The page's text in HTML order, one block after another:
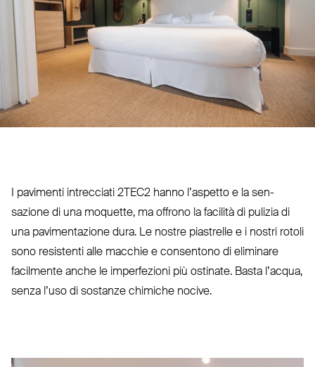
I pavimenti intrecciati 2TEC2 hanno l’aspetto e la sen­
sazione di una moquette, ma offrono la facilità di pulizia di
una pavi­men­tazione dura. Le nostre pia­strelle e i nostri rotoli
sono resistenti alle macchie e con­sentono di eliminare
facilmente anche le imper­fezioni più ostinate. Basta l’acqua,
senza l’uso di sostanze chimiche nocive.